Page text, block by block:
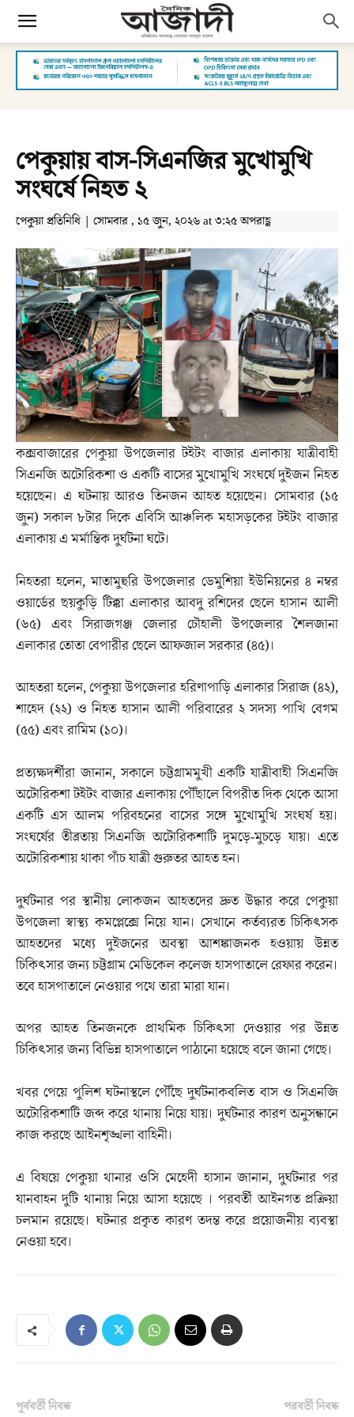
পেকুয়ায় বাস-সিএনজির মুখোমুখি
সংঘর্ষে নিহত ২
‎পেকুয়া প্রতিনিধি‎ | সোমবার , ১৫ জুন, ২০২৬ at ৩:২৫ অপরাহ্ণ
কক্সবাজারের পেকুয়া উপজেলার টইটং বাজার এলাকায় যাত্রীবাহী
সিএনজি অটোরিকশা ও একটি বাসের মুখোমুখি সংঘর্ষে দুইজন নিহত
হয়েছেন। এ ঘটনায় আরও তিনজন আহত হয়েছেন। সোমবার (১৫
জুন) সকাল ৮টার দিকে এবিসি আঞ্চলিক মহাসড়কের টইটং বাজার
এলাকায় এ মর্মান্তিক দুর্ঘটনা ঘটে।
‎নিহতরা হলেন, মাতামুহুরি উপজেলার ডেমুশিয়া ইউনিয়নের ৪ নম্বর
ওয়ার্ডের ছয়কুড়ি টিক্কা এলাকার আবদু রশিদের ছেলে হাসান আলী
(৬৫) এবং সিরাজগঞ্জ জেলার চৌহালী উপজেলার শৈলজানা
এলাকার তোতা বেপারীর ছেলে আফজাল সরকার (৪৫)।
আহতরা হলেন, পেকুয়া উপজেলার হরিণাপাড়ি এলাকার সিরাজ (৪২),
শাহেদ (২২) ও নিহত হাসান আলী পরিবারের ২ সদস্য পাখি বেগম
(৫৫) এবং রামিম (১০)।
‎প্রত্যক্ষদর্শীরা জানান, সকালে চট্টগ্রামমুখী একটি যাত্রীবাহী সিএনজি
অটোরিকশা টইটং বাজার এলাকায় পৌঁছালে বিপরীত দিক থেকে আসা
একটি এস আলম পরিবহনের বাসের সঙ্গে মুখোমুখি সংঘর্ষ হয়।
সংঘর্ষের তীব্রতায় সিএনজি অটোরিকশাটি দুমড়ে-মুচড়ে যায়। এতে
অটোরিকশায় থাকা পাঁচ যাত্রী গুরুতর আহত হন।
দুর্ঘটনার পর স্থানীয় লোকজন আহতদের দ্রুত উদ্ধার করে পেকুয়া
উপজেলা স্বাস্থ্য কমপ্লেক্সে নিয়ে যান। সেখানে কর্তব্যরত চিকিৎসক
আহতদের মধ্যে দুইজনের অবস্থা আশঙ্কাজনক হওয়ায় উন্নত
চিকিৎসার জন্য চট্টগ্রাম মেডিকেল কলেজ হাসপাতালে রেফার করেন।
তবে হাসপাতালে নেওয়ার পথে তারা মারা যান।
‎অপর আহত তিনজনকে প্রাথমিক চিকিৎসা দেওয়ার পর উন্নত
চিকিৎসার জন্য বিভিন্ন হাসপাতালে পাঠানো হয়েছে বলে জানা গেছে।
‎খবর পেয়ে পুলিশ ঘটনাস্থলে পৌঁছে দুর্ঘটনাকবলিত বাস ও সিএনজি
অটোরিকশাটি জব্দ করে থানায় নিয়ে যায়। দুর্ঘটনার কারণ অনুসন্ধানে
কাজ করছে আইনশৃঙ্খলা বাহিনী।
এ বিষয়ে পেকুয়া থানার ওসি মেহেদী হাসান জানান, দুর্ঘটনার পর
যানবাহন দুটি থানায় নিয়ে আসা হয়েছে । পরবর্তী আইনগত প্রক্রিয়া
চলমান রয়েছে। ঘটনার প্রকৃত কারণ তদন্ত করে প্রয়োজনীয় ব্যবস্থা
নেওয়া হবে।
পূর্ববর্তী নিবন্ধ পরবর্তী নিবন্ধ